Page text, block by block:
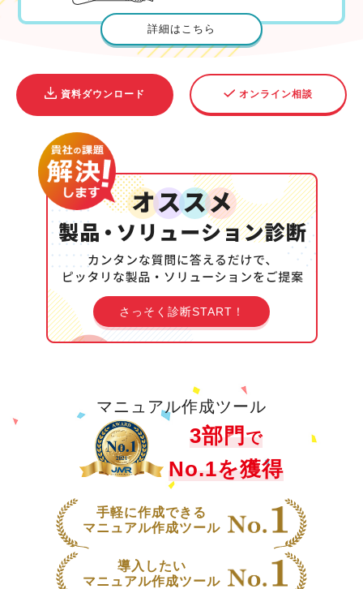
詳細はこちら
資料ダウンロード オンライン相談
さっそく診断START！
マニュアル作成ツール
3部門で
No.1を獲得
手軽に作成できる
マニュアル作成ツール
No.1
導入したい
マニュアル作成ツール
No.1